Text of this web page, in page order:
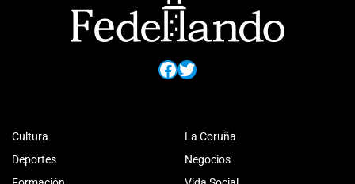
Facebook
Twitter
Cultura
Deportes
La Coruña
Negocios